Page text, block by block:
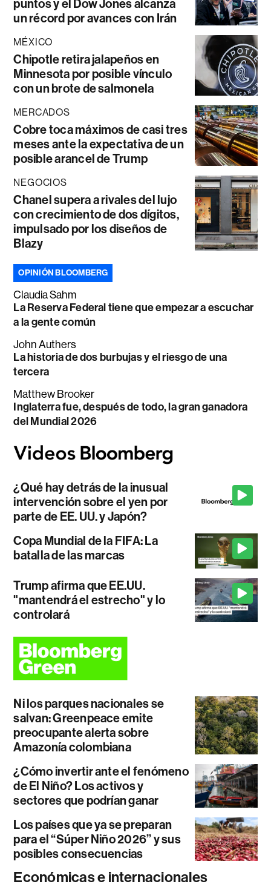
puntos y el Dow Jones alcanza
un récord por avances con Irán
MÉXICO
Chipotle retira jalapeños en
Minnesota por posible vínculo
con un brote de salmonela
MERCADOS
Cobre toca máximos de casi tres
meses ante la expectativa de un
posible arancel de Trump
NEGOCIOS
Chanel supera a rivales del lujo
con crecimiento de dos dígitos,
impulsado por los diseños de
Blazy
OPINIÓN BLOOMBERG
Claudia Sahm
La Reserva Federal tiene que empezar a escuchar
a la gente común
John Authers
La historia de dos burbujas y el riesgo de una
tercera
Matthew Brooker
Inglaterra fue, después de todo, la gran ganadora
del Mundial 2026
¿Qué hay detrás de la inusual
intervención sobre el yen por
parte de EE. UU. y Japón?
Copa Mundial de la FIFA: La
batalla de las marcas
Trump afirma que EE.UU.
"mantendrá el estrecho" y lo
controlará
Ni los parques nacionales se
salvan: Greenpeace emite
preocupante alerta sobre
Amazonía colombiana
¿Cómo invertir ante el fenómeno
de El Niño? Los activos y
sectores que podrían ganar
Los países que ya se preparan
para el “Súper Niño 2026” y sus
posibles consecuencias
Económicas e internacionales